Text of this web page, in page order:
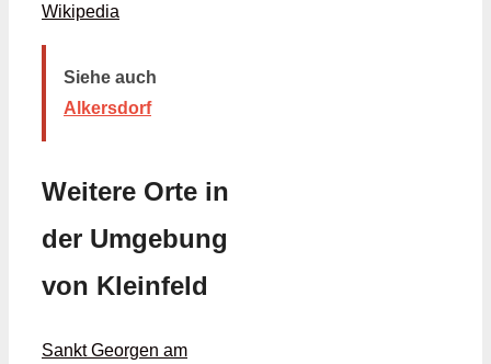
Wikipedia
Siehe auch
Alkersdorf
Weitere Orte in
der Umgebung
von Kleinfeld
Sankt Georgen am